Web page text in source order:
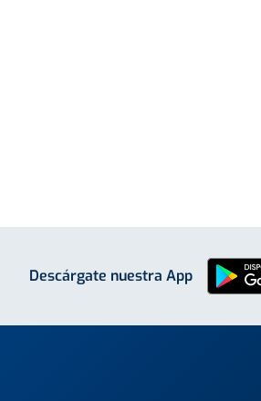
Descárgate nuestra App